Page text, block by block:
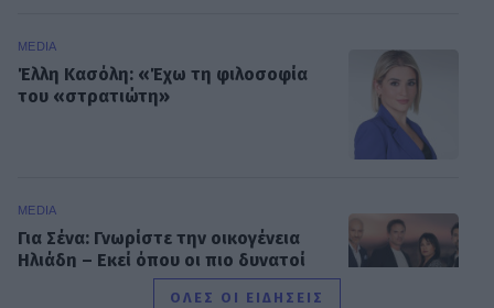
MEDIA
Έλλη Κασόλη: «Έχω τη φιλοσοφία
του «στρατιώτη»
MEDIA
Για Σένα: Γνωρίστε την οικογένεια
Ηλιάδη – Εκεί όπου οι πιο δυνατοί
δεσμοί δοκιμάζονται περισσότερο
ΟΛΕΣ ΟΙ ΕΙΔΗΣΕΙΣ